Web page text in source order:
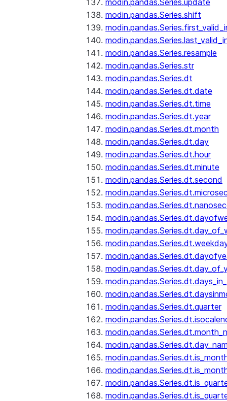
modin.pandas.Series.update
modin.pandas.Series.shift
modin.pandas.Series.resample
modin.pandas.Series.str
modin.pandas.Series.dt
modin.pandas.Series.dt.date
modin.pandas.Series.dt.time
modin.pandas.Series.dt.year
modin.pandas.Series.dt.month
modin.pandas.Series.dt.day
modin.pandas.Series.dt.hour
modin.pandas.Series.dt.minute
modin.pandas.Series.dt.second
modin.pandas.Series.dt.quarter